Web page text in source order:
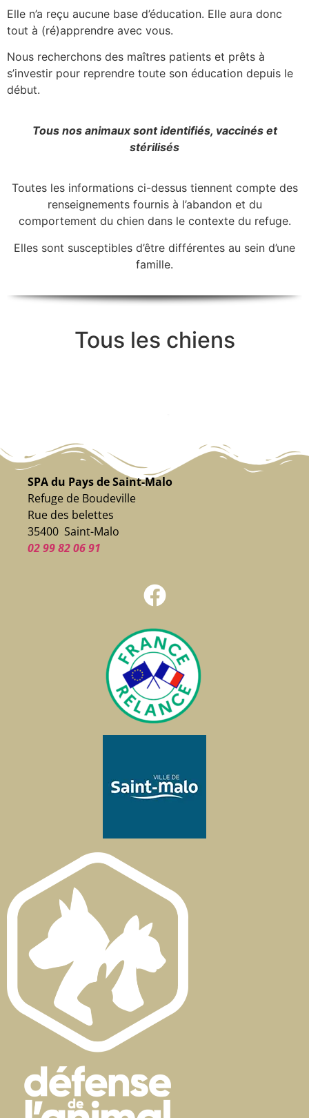
Elle n’a reçu aucune base d’éducation. Elle aura donc
tout à (ré)apprendre avec vous.
Nous recherchons des maîtres patients et prêts à
s’investir pour reprendre toute son éducation depuis le
début.
Tous nos animaux sont identifiés, vaccinés et
stérilisés
Toutes les informations ci-dessus tiennent compte des
renseignements fournis à l’abandon et du
comportement du chien dans le contexte du refuge.
Elles sont susceptibles d’être différentes au sein d’une
famille.
Tous les chiens
SPA du Pays de Saint-Malo
Refuge de Boudeville
Rue des belettes
35400 Saint-Malo
02 99 82 06 91